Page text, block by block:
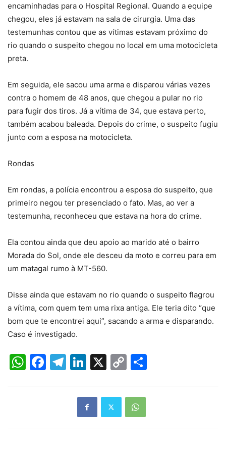
encaminhadas para o Hospital Regional. Quando a equipe
chegou, eles já estavam na sala de cirurgia. Uma das
testemunhas contou que as vítimas estavam próximo do
rio quando o suspeito chegou no local em uma motocicleta
preta.
Em seguida, ele sacou uma arma e disparou várias vezes
contra o homem de 48 anos, que chegou a pular no rio
para fugir dos tiros. Já a vítima de 34, que estava perto,
também acabou baleada. Depois do crime, o suspeito fugiu
junto com a esposa na motocicleta.
Rondas
Em rondas, a polícia encontrou a esposa do suspeito, que
primeiro negou ter presenciado o fato. Mas, ao ver a
testemunha, reconheceu que estava na hora do crime.
Ela contou ainda que deu apoio ao marido até o bairro
Morada do Sol, onde ele desceu da moto e correu para em
um matagal rumo à MT-560.
Disse ainda que estavam no rio quando o suspeito flagrou
a vítima, com quem tem uma rixa antiga. Ele teria dito “que
bom que te encontrei aqui”, sacando a arma e disparando.
Caso é investigado.
WhatsApp
Facebook
Telegram
LinkedIn
X
Copy